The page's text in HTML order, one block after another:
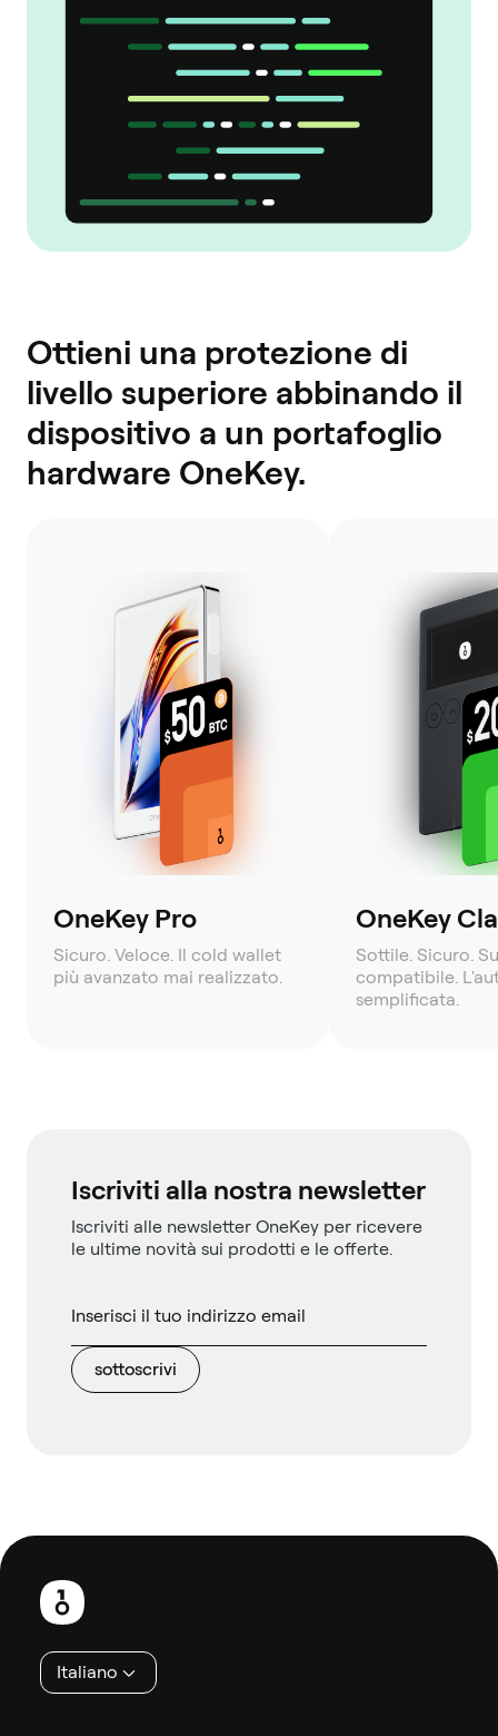
Ottieni una protezione di
livello superiore abbinando il
dispositivo a un portafoglio
hardware OneKey.
OneKey Pro
Sicuro. Veloce. Il cold wallet
più avanzato mai realizzato.
OneKey
Sottile. Sicuro.
compatibile.
semplificata.
Iscriviti alla nostra newsletter
Iscriviti alle newsletter OneKey per ricevere
le ultime novità sui prodotti e le offerte.
sottoscrivi
Piè
pagina
Italiano